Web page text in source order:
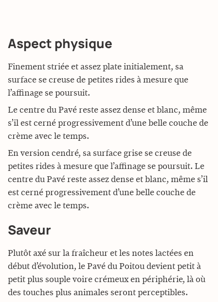
Aspect physique
Finement striée et assez plate initialement, sa
surface se creuse de petites rides à mesure que
l’affinage se poursuit.
Le centre du Pavé reste assez dense et blanc, même
s’il est cerné progressivement d’une belle couche de
crème avec le temps.
En version cendré, sa surface grise se creuse de
petites rides à mesure que l’affinage se poursuit. Le
centre du Pavé reste assez dense et blanc, même s’il
est cerné progressivement d’une belle couche de
crème avec le temps.
Saveur
Plutôt axé sur la fraîcheur et les notes lactées en
début d’évolution, le Pavé du Poitou devient petit à
petit plus souple voire crémeux en périphérie, là où
des touches plus animales seront perceptibles.